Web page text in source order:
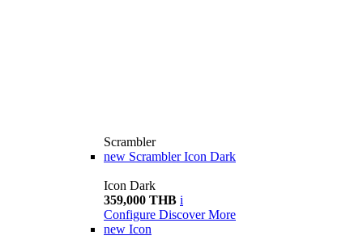
Scrambler
new Scrambler Icon Dark
Icon Dark
359,000 THB i
Configure Discover More
new Icon